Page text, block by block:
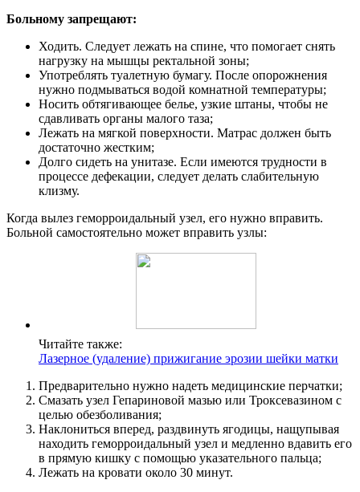
Больному запрещают:
Ходить. Следует лежать на спине, что помогает снять
нагрузку на мышцы ректальной зоны;
Употреблять туалетную бумагу. После опорожнения
нужно подмываться водой комнатной температуры;
Носить обтягивающее белье, узкие штаны, чтобы не
сдавливать органы малого таза;
Лежать на мягкой поверхности. Матрас должен быть
достаточно жестким;
Долго сидеть на унитазе. Если имеются трудности в
процессе дефекации, следует делать слабительную
клизму.
Когда вылез геморроидальный узел, его нужно вправить.
Больной самостоятельно может вправить узлы:
Читайте также:
Лазерное (удаление) прижигание эрозии шейки матки
Предварительно нужно надеть медицинские перчатки;
Смазать узел Гепариновой мазью или Троксевазином с
целью обезболивания;
Наклониться вперед, раздвинуть ягодицы, нащупывая
находить геморроидальный узел и медленно вдавить его
в прямую кишку с помощью указательного пальца;
Лежать на кровати около 30 минут.